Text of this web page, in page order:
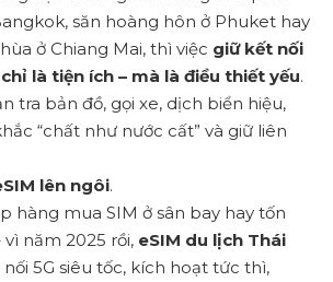
săn hoàng hôn ở Phuket hay
ở Chiang Mai, thì việc giữ kết nối
là tiện ích – mà là điều thiết yếu.
tra bản đồ, gọi xe, dịch biển hiệu,
“chất như nước cất” và giữ liên
lên ngôi.
hàng mua SIM ở sân bay hay tốn
năm 2025 rồi, eSIM du lịch Thái
5G siêu tốc, kích hoạt tức thì,